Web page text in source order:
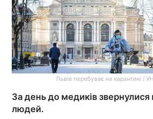
Львів перебуває на карантині /
За день до медиків
людей.